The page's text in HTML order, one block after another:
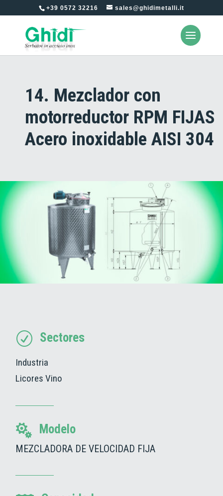
+39 0572 32216 sales@ghidimetalli.it
14. Mezclador con
motorreductor RPM FIJAS
Acero inoxidable AISI 304
R Sectores
Industria
Licores Vino
 Modelo
MEZCLADORA DE VELOCIDAD FIJA